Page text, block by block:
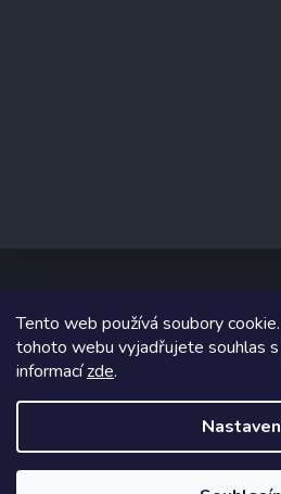
Tento web používá soubory
tohoto webu vyjadřujete souhlas s
informacízde.
Copyright 2026www.prizealize.cz.
Grafický návrh vytvořil a na Shoptet